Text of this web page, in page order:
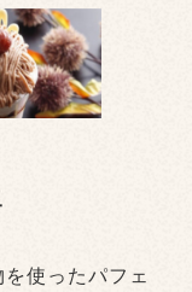
使ったパフェ